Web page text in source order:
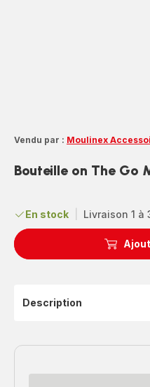
Vendu par : Moulinex
Bouteille on The Go
En stock Livraison 1 à
Description